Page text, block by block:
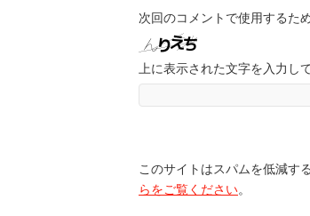
次回のコメントで使用するた
上に表示された文字を入力し
このサイトはスパムを低減す
らをご覧ください。